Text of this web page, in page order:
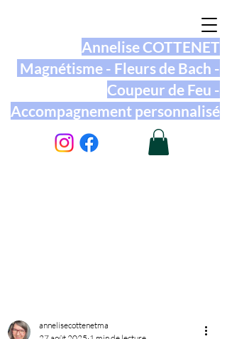
Annelise COTTENET
Magnétisme - Fleurs de Bach -
Coupeur de Feu -
Accompagnement personnalisé
annelisecottenetma